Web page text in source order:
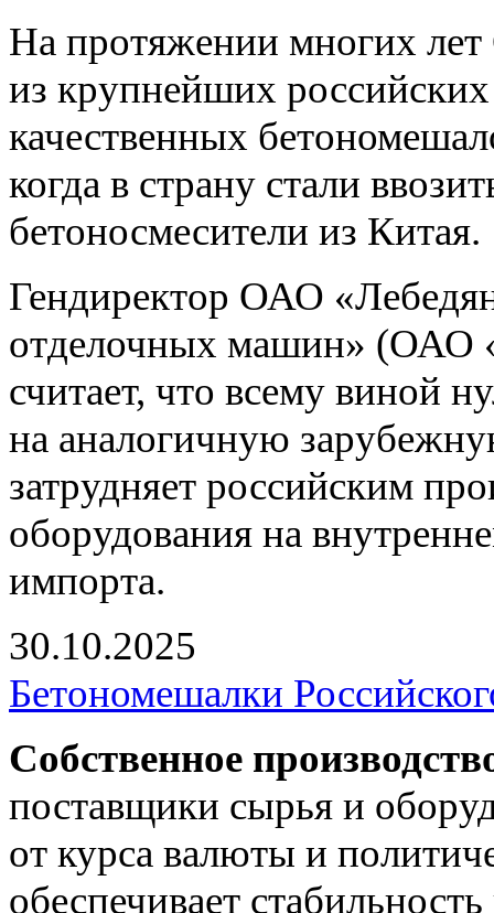
На протяжении многих
из крупнейших
качественных
когда в страну стали
бетоносмесители из Китая.
Гендиректор ОАО
отделочных машин»
считает, что всему виной
на аналогичную
затрудняет российским
оборудования на
импорта.
30.10.2025
Бетономешалки
Собственное
поставщики сырья и
от курса валюты и
обеспечивает